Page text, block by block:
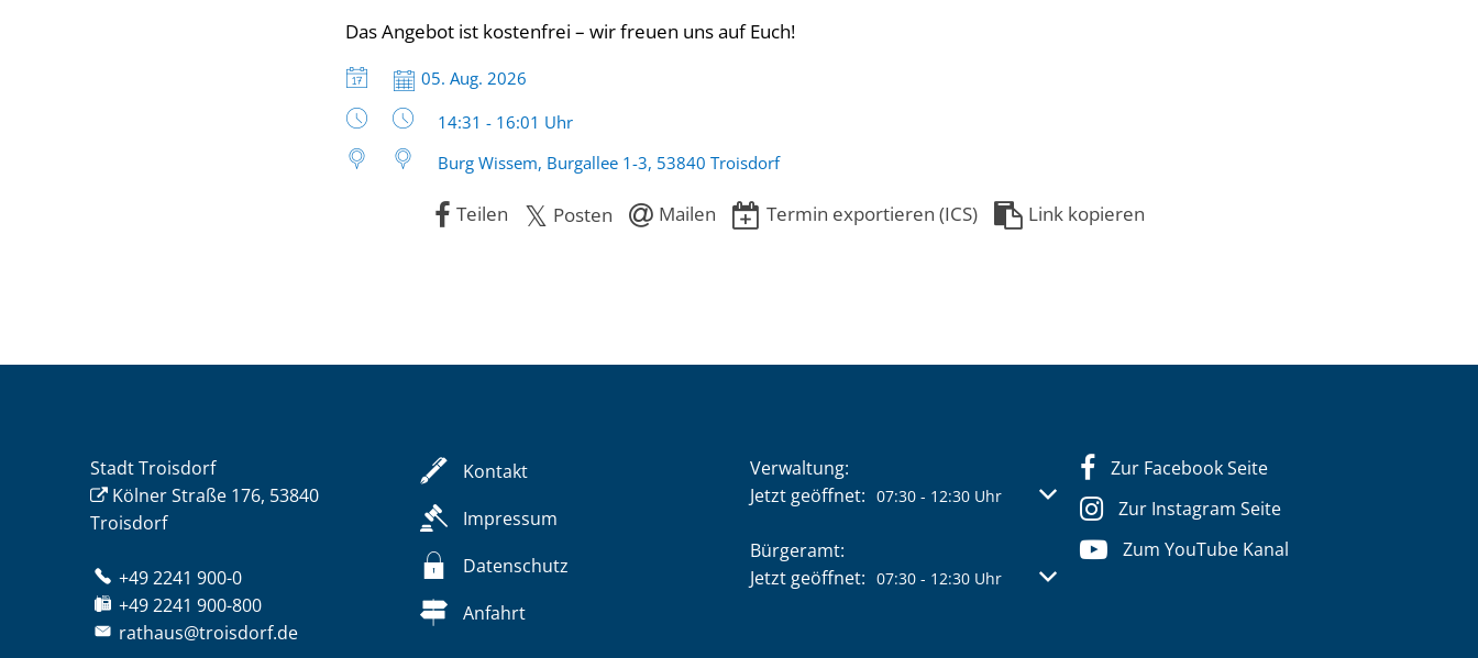
Das Angebot ist kostenfrei – wir freuen uns auf Euch!
Datum:
05. Aug. 2026
Uhrzeit:
14:31 - 16:01 Uhr
Burg Wissem, Burgallee 1-3, 53840 Troisdorf
Teilen Posten Mailen Termin exportieren (ICS) Link kopieren
Stadt Troisdorf
Kölner Straße 176, 53840
Troisdorf
+49 2241 900-0
+49 2241 900-800
rathaus@troisdorf.de
Kontakt
Impressum
Datenschutz
Anfahrt
Verwaltung:
Klicken, um weitere Öffnungs- oder Schließzeiten auszublenden
Jetzt geöffnet: 07:30 - 12:30 Uhr Von 07:30 bis 12:30 Uhr
Bürgeramt:
Klicken, um weitere Öffnungs- oder Schließzeiten auszublenden
Jetzt geöffnet: 07:30 - 12:30 Uhr Von 07:30 bis 12:30 Uhr
Zur Facebook Seite
Zur Instagram Seite
Zum YouTube Kanal